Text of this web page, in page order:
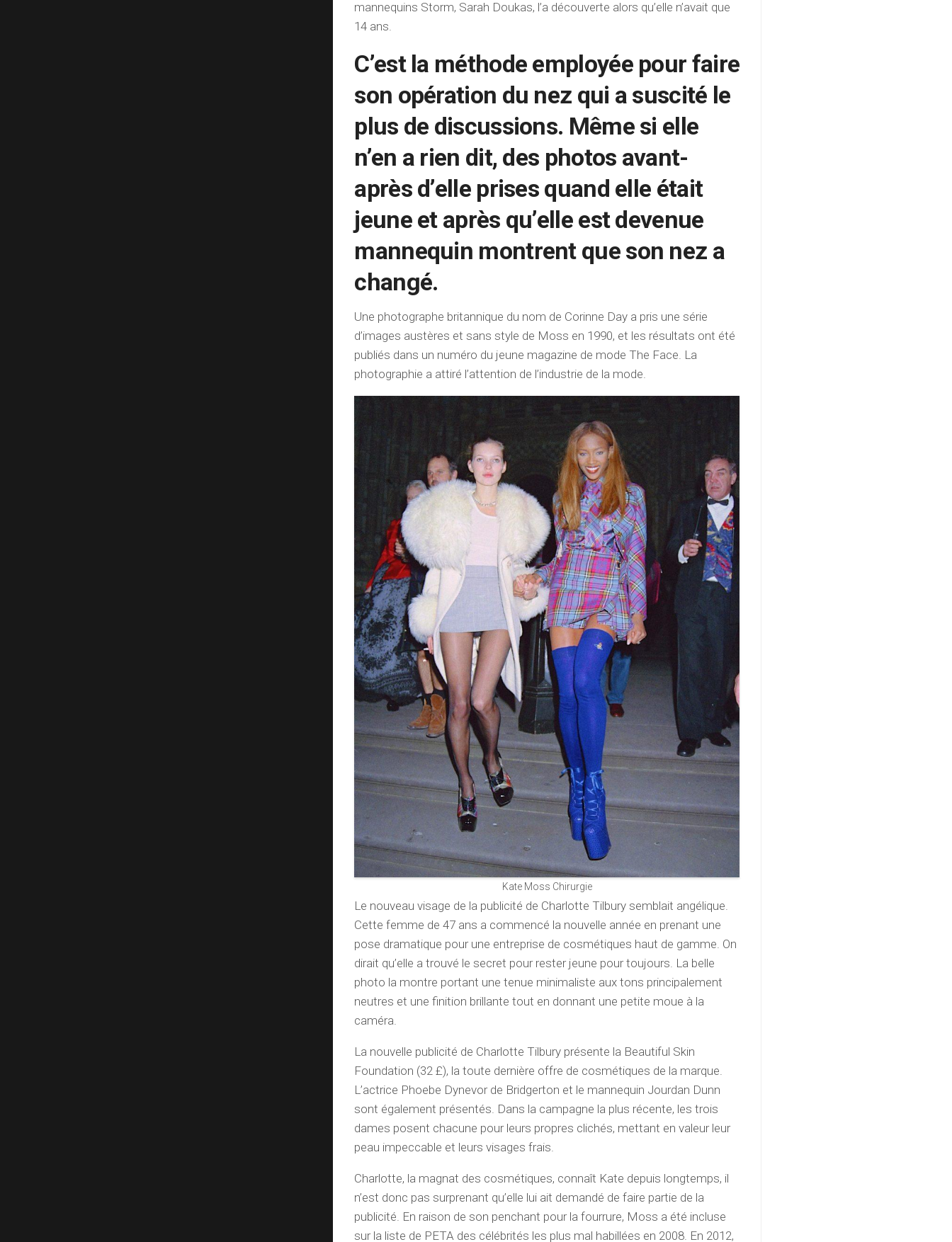
mannequins Storm, Sarah Doukas, l’a découverte alors qu’elle n’avait que
14 ans.
C’est la méthode employée pour faire
son opération du nez qui a suscité le
plus de discussions. Même si elle
n’en a rien dit, des photos avant-
après d’elle prises quand elle était
jeune et après qu’elle est devenue
mannequin montrent que son nez a
changé.
Une photographe britannique du nom de Corinne Day a pris une série
d’images austères et sans style de Moss en 1990, et les résultats ont été
publiés dans un numéro du jeune magazine de mode The Face. La
photographie a attiré l’attention de l’industrie de la mode.
Kate Moss Chirurgie
Le nouveau visage de la publicité de Charlotte Tilbury semblait angélique.
Cette femme de 47 ans a commencé la nouvelle année en prenant une
pose dramatique pour une entreprise de cosmétiques haut de gamme. On
dirait qu’elle a trouvé le secret pour rester jeune pour toujours. La belle
photo la montre portant une tenue minimaliste aux tons principalement
neutres et une finition brillante tout en donnant une petite moue à la
caméra.
La nouvelle publicité de Charlotte Tilbury présente la Beautiful Skin
Foundation (32 £), la toute dernière offre de cosmétiques de la marque.
L’actrice Phoebe Dynevor de Bridgerton et le mannequin Jourdan Dunn
sont également présentés. Dans la campagne la plus récente, les trois
dames posent chacune pour leurs propres clichés, mettant en valeur leur
peau impeccable et leurs visages frais.
Charlotte, la magnat des cosmétiques, connaît Kate depuis longtemps, il
n’est donc pas surprenant qu’elle lui ait demandé de faire partie de la
publicité. En raison de son penchant pour la fourrure, Moss a été incluse
sur la liste de PETA des célébrités les plus mal habillées en 2008. En 2012,